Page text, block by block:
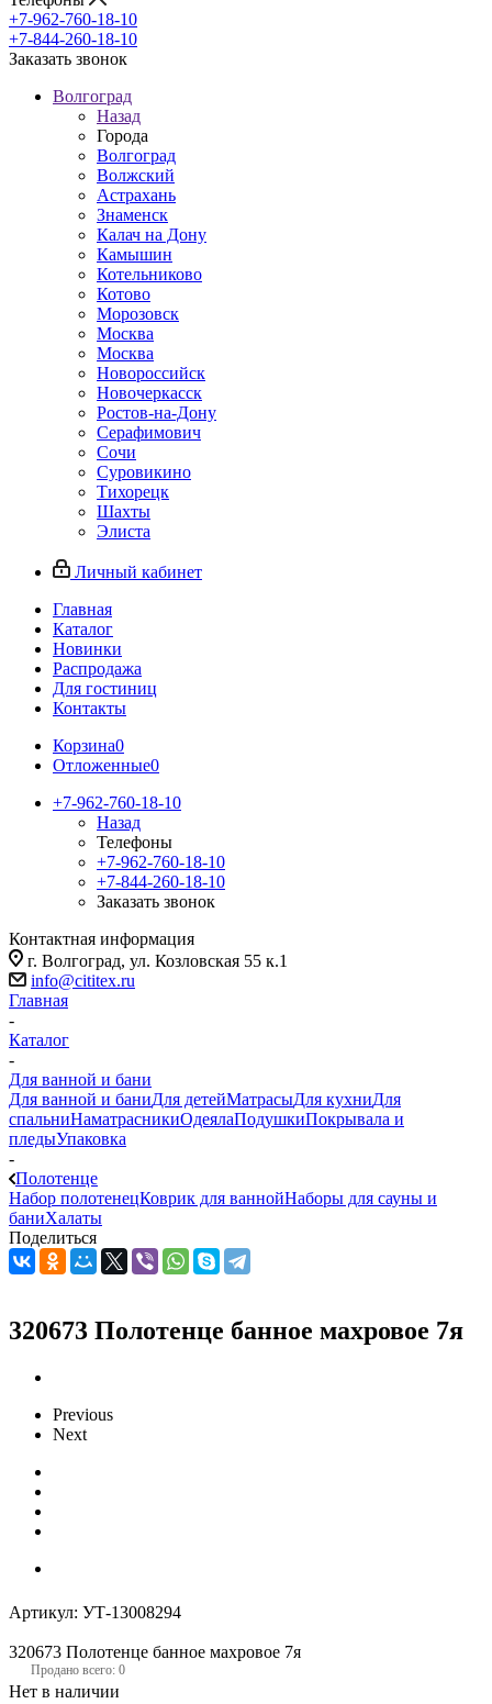
+7-962-760-18-10
+7-844-260-18-10
Заказать звонок
Волгоград
Назад
Города
Волгоград
Волжский
Астрахань
Знаменск
Калач на Дону
Камышин
Котельниково
Котово
Морозовск
Москва
Москва
Новороссийск
Новочеркасск
Ростов-на-Дону
Серафимович
Сочи
Суровикино
Тихорецк
Шахты
Элиста
Личный кабинет
Главная
Каталог
Новинки
Распродажа
Для гостиниц
Контакты
Корзина0
Отложенные0
+7-962-760-18-10
Назад
Телефоны
+7-962-760-18-10
+7-844-260-18-10
Заказать звонок
Контактная информация
г. Волгоград, ул. Козловская 55 к.1
info@cititex.ru
Главная
-
Каталог
-
Для ванной и бани
Для ванной и баниДля детейМатрасыДля кухниДля
спальниНаматрасникиОдеялаПодушкиПокрывала и
пледыУпаковка
-
Полотенце
Набор полотенецКоврик для ваннойНаборы для сауны и
баниХалаты
Поделиться
320673 Полотенце банное махровое 7я
Previous
Next
Артикул: УТ-13008294
320673 Полотенце банное махровое 7я
Продано всего: 0
Нет в наличии